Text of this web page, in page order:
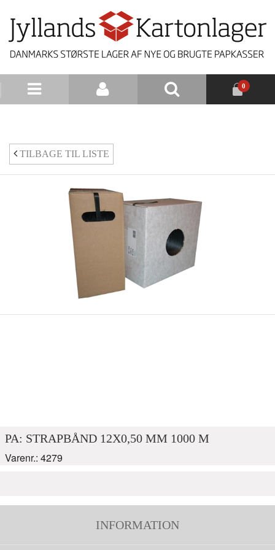
0
TILBAGE TIL LISTE
PA: STRAPBÅND 12X0,50 MM 1000 M
Varenr.: 4279
INFORMATION